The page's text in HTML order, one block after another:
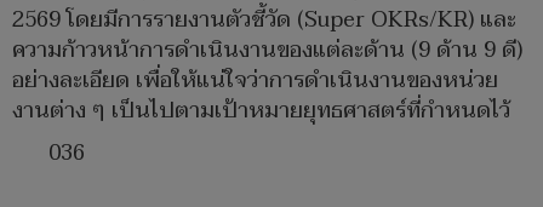
2569 โดยมีการรายงานตัวชี้วัด (Super OKRs/KR) และ
ความก้าวหน้าการดำเนินงานของแต่ละด้าน (9 ด้าน 9 ดี)
อย่างละเอียด เพื่อให้แน่ใจว่าการดำเนินงานของหน่วย
งานต่าง ๆ เป็นไปตามเป้าหมายยุทธศาสตร์ที่กำหนดไว้
036